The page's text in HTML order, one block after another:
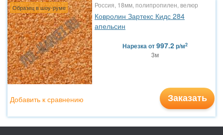
Образец в шоу-руме Россия, 18мм, полипропилен, велюр
Ковролин Зартекс Кидс 284
апельсин
Нарезкаот997.2р/м2
3м
Заказать
Добавить к сравнению